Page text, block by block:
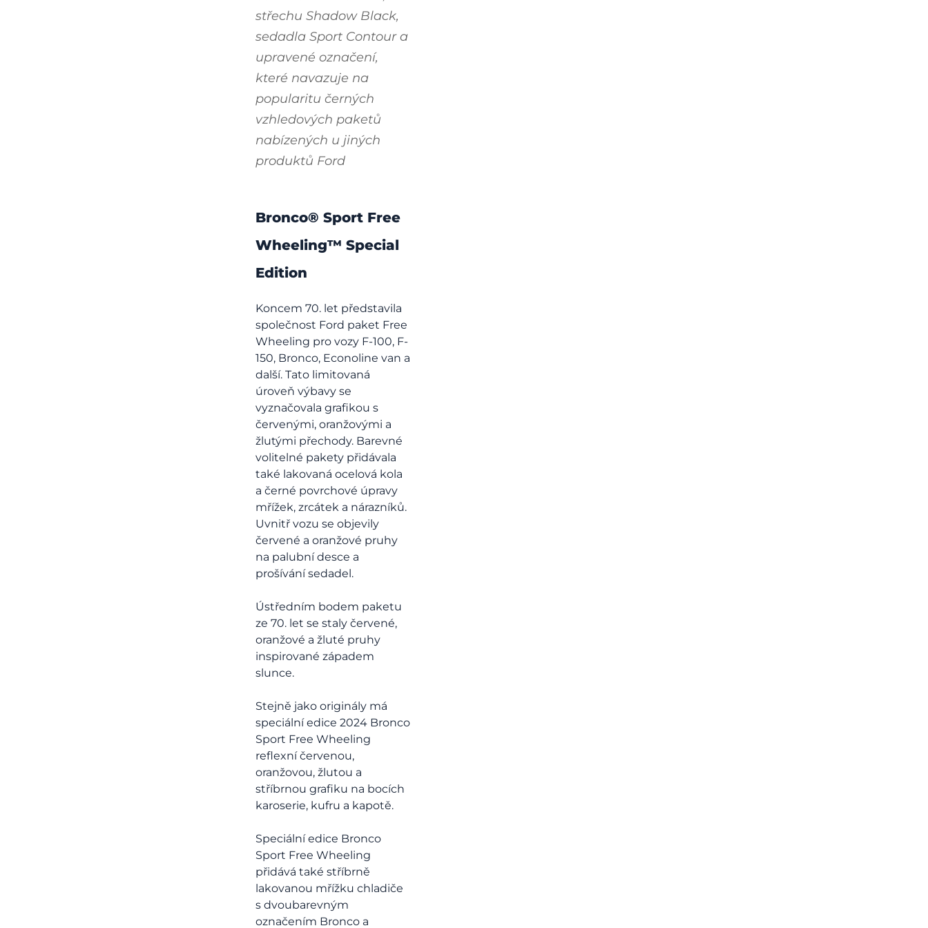
střechu Shadow Black,
sedadla Sport Contour a
upravené označení,
které navazuje na
popularitu černých
vzhledových paketů
nabízených u jiných
produktů Ford
Bronco® Sport Free
Wheeling™ Special
Edition
Koncem 70. let představila
společnost Ford paket Free
Wheeling pro vozy F-100, F-
150, Bronco, Econoline van a
další. Tato limitovaná
úroveň výbavy se
vyznačovala grafikou s
červenými, oranžovými a
žlutými přechody. Barevné
volitelné pakety přidávala
také lakovaná ocelová kola
a černé povrchové úpravy
mřížek, zrcátek a nárazníků.
Uvnitř vozu se objevily
červené a oranžové pruhy
na palubní desce a
prošívání sedadel.
Ústředním bodem paketu
ze 70. let se staly červené,
oranžové a žluté pruhy
inspirované západem
slunce.
Stejně jako originály má
speciální edice 2024 Bronco
Sport Free Wheeling
reflexní červenou,
oranžovou, žlutou a
stříbrnou grafiku na bocích
karoserie, kufru a kapotě.
Speciální edice Bronco
Sport Free Wheeling
přidává také stříbrně
lakovanou mřížku chladiče
s dvoubarevným
označením Bronco a